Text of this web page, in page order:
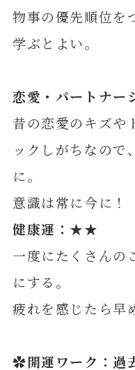
物事の優先順位を
学ぶとよい。
恋愛・パートナ
昔の恋愛のキズや
ックしがちなので
に。
意識は常に今に！
健康運：★★
一度にたくさんの
にする。
疲れを感じたら早
✿開運ワーク：過